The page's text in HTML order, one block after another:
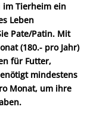
im Tierheim ein
Leben
Pate/Patin. Mit
(180.- pro Jahr)
für Futter,
mindestens
Monat, um ihre